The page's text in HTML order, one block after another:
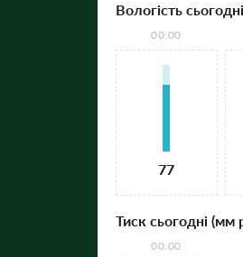
Вологість
00:00
77
Тиск сьогодні (мм
00:00